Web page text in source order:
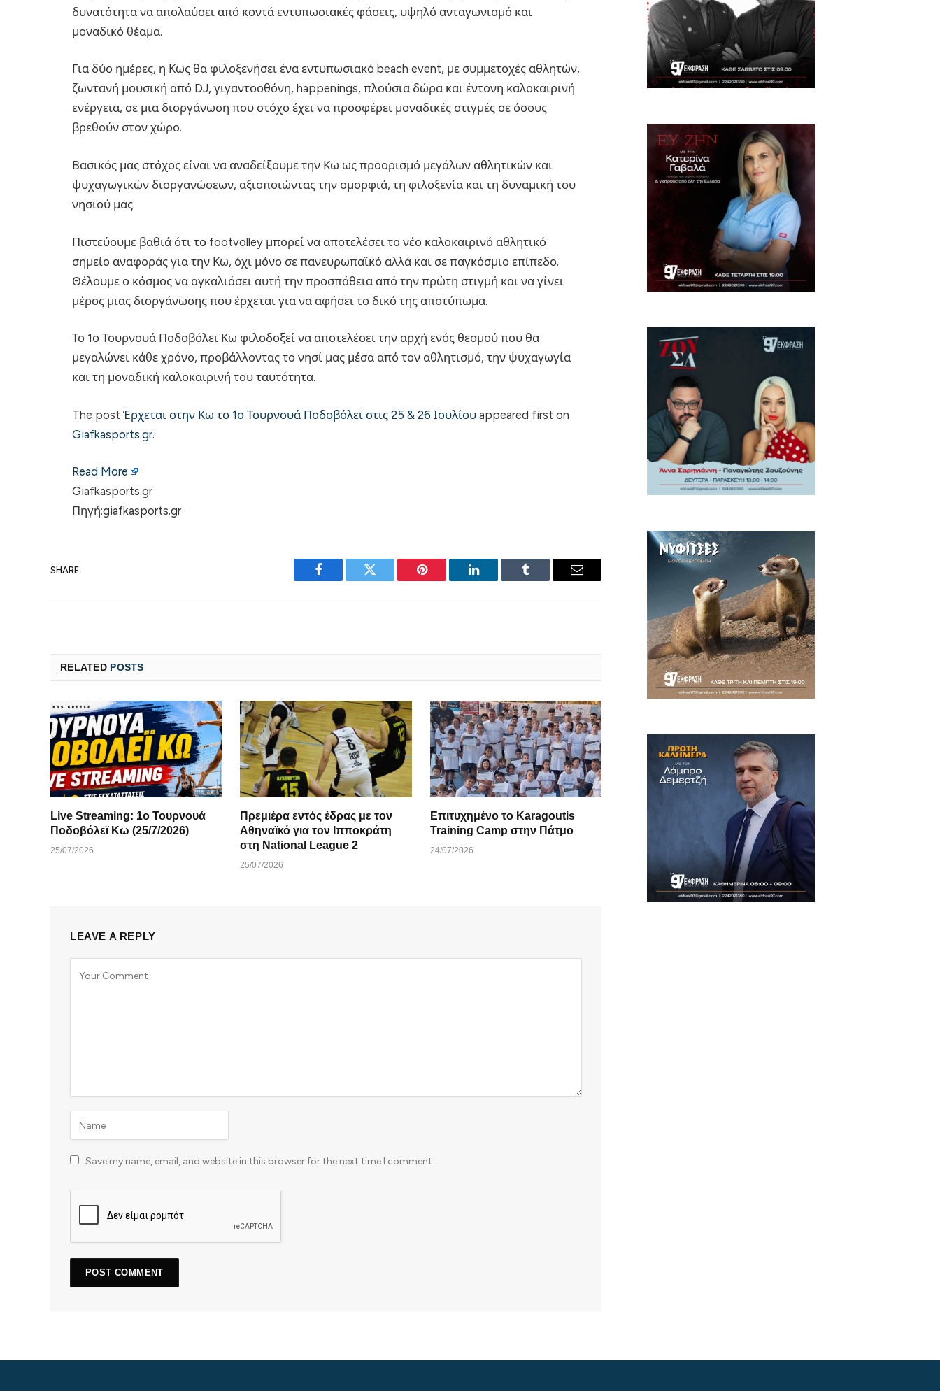
δυνατότητα να απολαύσει από κοντά εντυπωσιακές φάσεις, υψηλό ανταγωνισμό και
μοναδικό θέαμα.
Για δύο ημέρες, η Κως θα φιλοξενήσει ένα εντυπωσιακό beach event, με συμμετοχές αθλητών,
ζωντανή μουσική από DJ, γιγαντοοθόνη, happenings, πλούσια δώρα και έντονη καλοκαιρινή
ενέργεια, σε μια διοργάνωση που στόχο έχει να προσφέρει μοναδικές στιγμές σε όσους
βρεθούν στον χώρο.
Βασικός μας στόχος είναι να αναδείξουμε την Κω ως προορισμό μεγάλων αθλητικών και
ψυχαγωγικών διοργανώσεων, αξιοποιώντας την ομορφιά, τη φιλοξενία και τη δυναμική του
νησιού μας.
Πιστεύουμε βαθιά ότι το footvolley μπορεί να αποτελέσει το νέο καλοκαιρινό αθλητικό
σημείο αναφοράς για την Κω, όχι μόνο σε πανευρωπαϊκό αλλά και σε παγκόσμιο επίπεδο.
Θέλουμε ο κόσμος να αγκαλιάσει αυτή την προσπάθεια από την πρώτη στιγμή και να γίνει
μέρος μιας διοργάνωσης που έρχεται για να αφήσει το δικό της αποτύπωμα.
Το 1ο Τουρνουά Ποδοβόλεϊ Κω φιλοδοξεί να αποτελέσει την αρχή ενός θεσμού που θα
μεγαλώνει κάθε χρόνο, προβάλλοντας το νησί μας μέσα από τον αθλητισμό, την ψυχαγωγία
και τη μοναδική καλοκαιρινή του ταυτότητα.
The post Έρχεται στην Κω το 1ο Τουρνουά Ποδοβόλεϊ στις 25 & 26 Ιουλίου appeared first on
Giafkasports.gr.
Read More
Giafkasports.gr
Πηγή:giafkasports.gr
SHARE.
Facebook Twitter Pinterest LinkedIn Tumblr Email
RELATED POSTS
Live Streaming: 1ο Τουρνουά
Ποδοβόλεϊ Κω (25/7/2026)
25/07/2026
Πρεμιέρα εντός έδρας με τον
Αθηναϊκό για τον Ιπποκράτη
στη National League 2
25/07/2026
Επιτυχημένο το Karagoutis
Training Camp στην Πάτμο
24/07/2026
LEAVE A REPLY
Save my name, email, and website in this browser for the next time I comment.